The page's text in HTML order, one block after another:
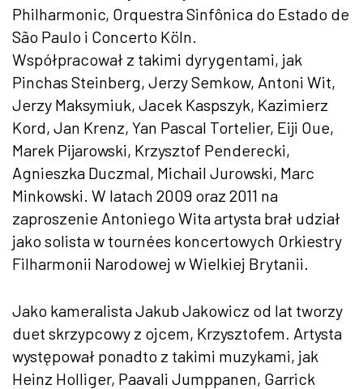
Philharmonic, Orquestra Sinfônica do Estado de
São Paulo i Concerto Köln.
Współpracował z takimi dyrygentami, jak
Pinchas Steinberg, Jerzy Semkow, Antoni Wit,
Jerzy Maksymiuk, Jacek Kaspszyk, Kazimierz
Kord, Jan Krenz, Yan Pascal Tortelier, Eiji Oue,
Marek Pijarowski, Krzysztof Penderecki,
Agnieszka Duczmal, Michail Jurowski, Marc
Minkowski. W latach 2009 oraz 2011 na
zaproszenie Antoniego Wita artysta brał udział
jako solista w tournées koncertowych Orkiestry
Filharmonii Narodowej w Wielkiej Brytanii.
Jako kameralista Jakub Jakowicz od lat tworzy
duet skrzypcowy z ojcem, Krzysztofem. Artysta
występował ponadto z takimi muzykami, jak
Heinz Holliger, Paavali Jumppanen, Garrick